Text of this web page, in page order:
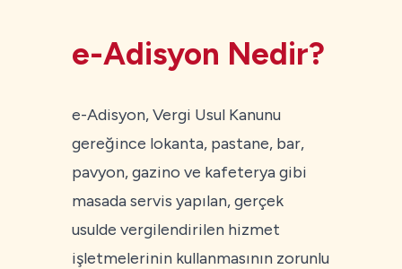
e-Adisyon Nedir?
e-Adisyon, Vergi Usul Kanunu
gereğince lokanta, pastane, bar,
pavyon, gazino ve kafeterya gibi
masada servis yapılan, gerçek
usulde vergilendirilen hizmet
işletmelerinin kullanmasının zorunlu